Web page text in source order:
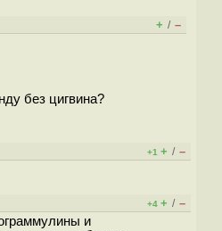
+ / –
без цигвина?
+1 + / –
+4 + / –
и